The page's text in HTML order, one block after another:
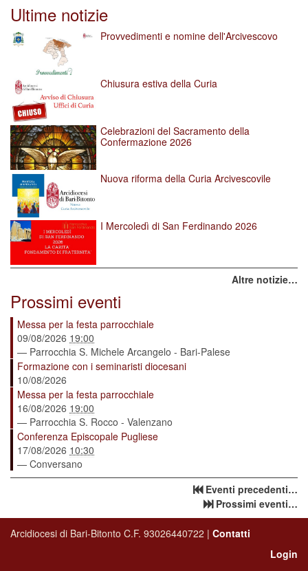
Ultime notizie
Provvedimenti e nomine dell'Arcivescovo
Chiusura estiva della Curia
Celebrazioni del Sacramento della
Confermazione 2026
Nuova riforma della Curia Arcivescovile
I Mercoledì di San Ferdinando 2026
Altre notizie…
Prossimi eventi
Messa per la festa parrocchiale
09/08/2026 19:00
— Parrocchia S. Michele Arcangelo - Bari-Palese
Formazione con i seminaristi diocesani
10/08/2026
Messa per la festa parrocchiale
16/08/2026 19:00
— Parrocchia S. Rocco - Valenzano
Conferenza Episcopale Pugliese
17/08/2026 10:30
— Conversano
Eventi precedenti…
Prossimi eventi…
Arcidiocesi di Bari-Bitonto C.F. 93026440722 | Contatti
Login